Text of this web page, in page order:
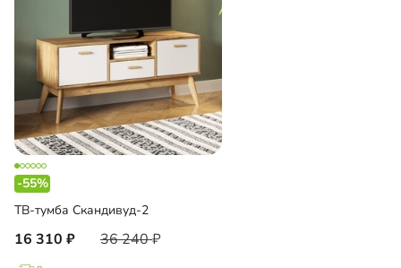
-55%
ТВ-тумба Скандивуд-2
16 310 36 240